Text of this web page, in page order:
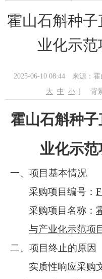
霍山石斛种
业化示
2025-06-10 08:44 来源：
大
中 小 ] 背
霍山石斛种
业化示范
一、项目基本情况
采购项目编号：
采购项目名称：
与产业化示范项
二、 项目终止的原因
实质性响应采购